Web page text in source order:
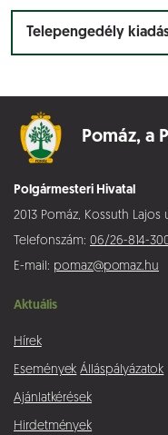
Telepengedély
Pomáz, a
Polgármesteri Hivatal
2013 Pomáz, Kossuth Lajos
Telefonszám: 06/26-814-
E-mail: pomaz@pomaz.hu
Aktuális
Hírek
Események Álláspályázatok
Ajánlatkérések
Hirdetmények